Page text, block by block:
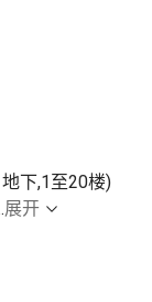
地下,1至20楼)
展开